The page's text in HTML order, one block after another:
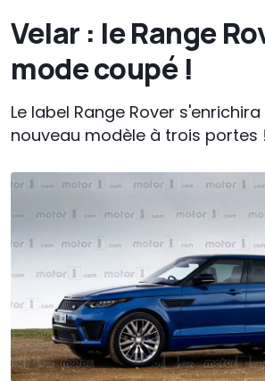
Velar : le Range
mode coupé !
Le label Range Rover
nouveau modèle à trois portes !